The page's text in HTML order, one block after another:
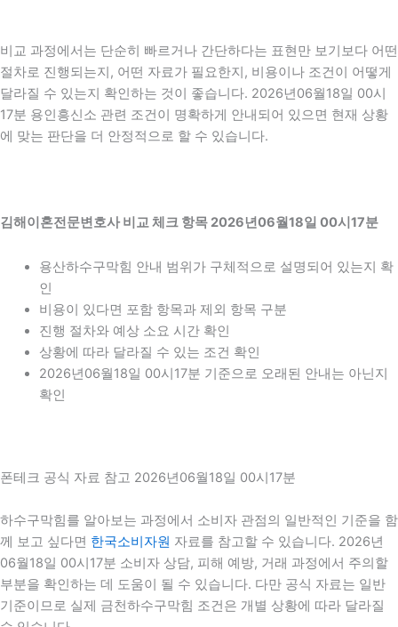
비교 과정에서는 단순히 빠르거나 간단하다는 표현만 보기보다 어떤
절차로 진행되는지, 어떤 자료가 필요한지, 비용이나 조건이 어떻게
달라질 수 있는지 확인하는 것이 좋습니다. 2026년06월18일 00시
17분 용인흥신소 관련 조건이 명확하게 안내되어 있으면 현재 상황
에 맞는 판단을 더 안정적으로 할 수 있습니다.
김해이혼전문변호사 비교 체크 항목 2026년06월18일 00시17분
용산하수구막힘 안내 범위가 구체적으로 설명되어 있는지 확
인
비용이 있다면 포함 항목과 제외 항목 구분
진행 절차와 예상 소요 시간 확인
상황에 따라 달라질 수 있는 조건 확인
2026년06월18일 00시17분 기준으로 오래된 안내는 아닌지
확인
폰테크 공식 자료 참고 2026년06월18일 00시17분
하수구막힘를 알아보는 과정에서 소비자 관점의 일반적인 기준을 함
께 보고 싶다면 한국소비자원 자료를 참고할 수 있습니다. 2026년
06월18일 00시17분 소비자 상담, 피해 예방, 거래 과정에서 주의할
부분을 확인하는 데 도움이 될 수 있습니다. 다만 공식 자료는 일반
기준이므로 실제 금천하수구막힘 조건은 개별 상황에 따라 달라질